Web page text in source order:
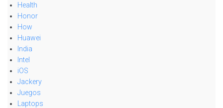
Health
Honor
How
Huawei
India
Intel
iOS
Jackery
Juegos
Laptops